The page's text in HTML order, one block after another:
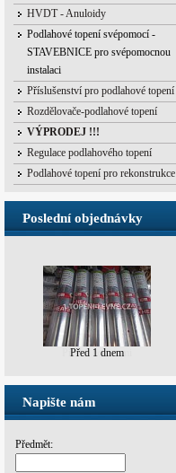
HVDT - Anuloidy
Podlahové topení svépomocí -
STAVEBNICE pro svépomocnou
instalaci
Příslušenství pro podlahové topení
Rozdělovače-podlahové topení
VÝPRODEJ !!!
Regulace podlahového topení
Podlahové topení pro rekonstrukce
Poslední objednávky
Před 6 hodinami
Napište nám
Předmět: